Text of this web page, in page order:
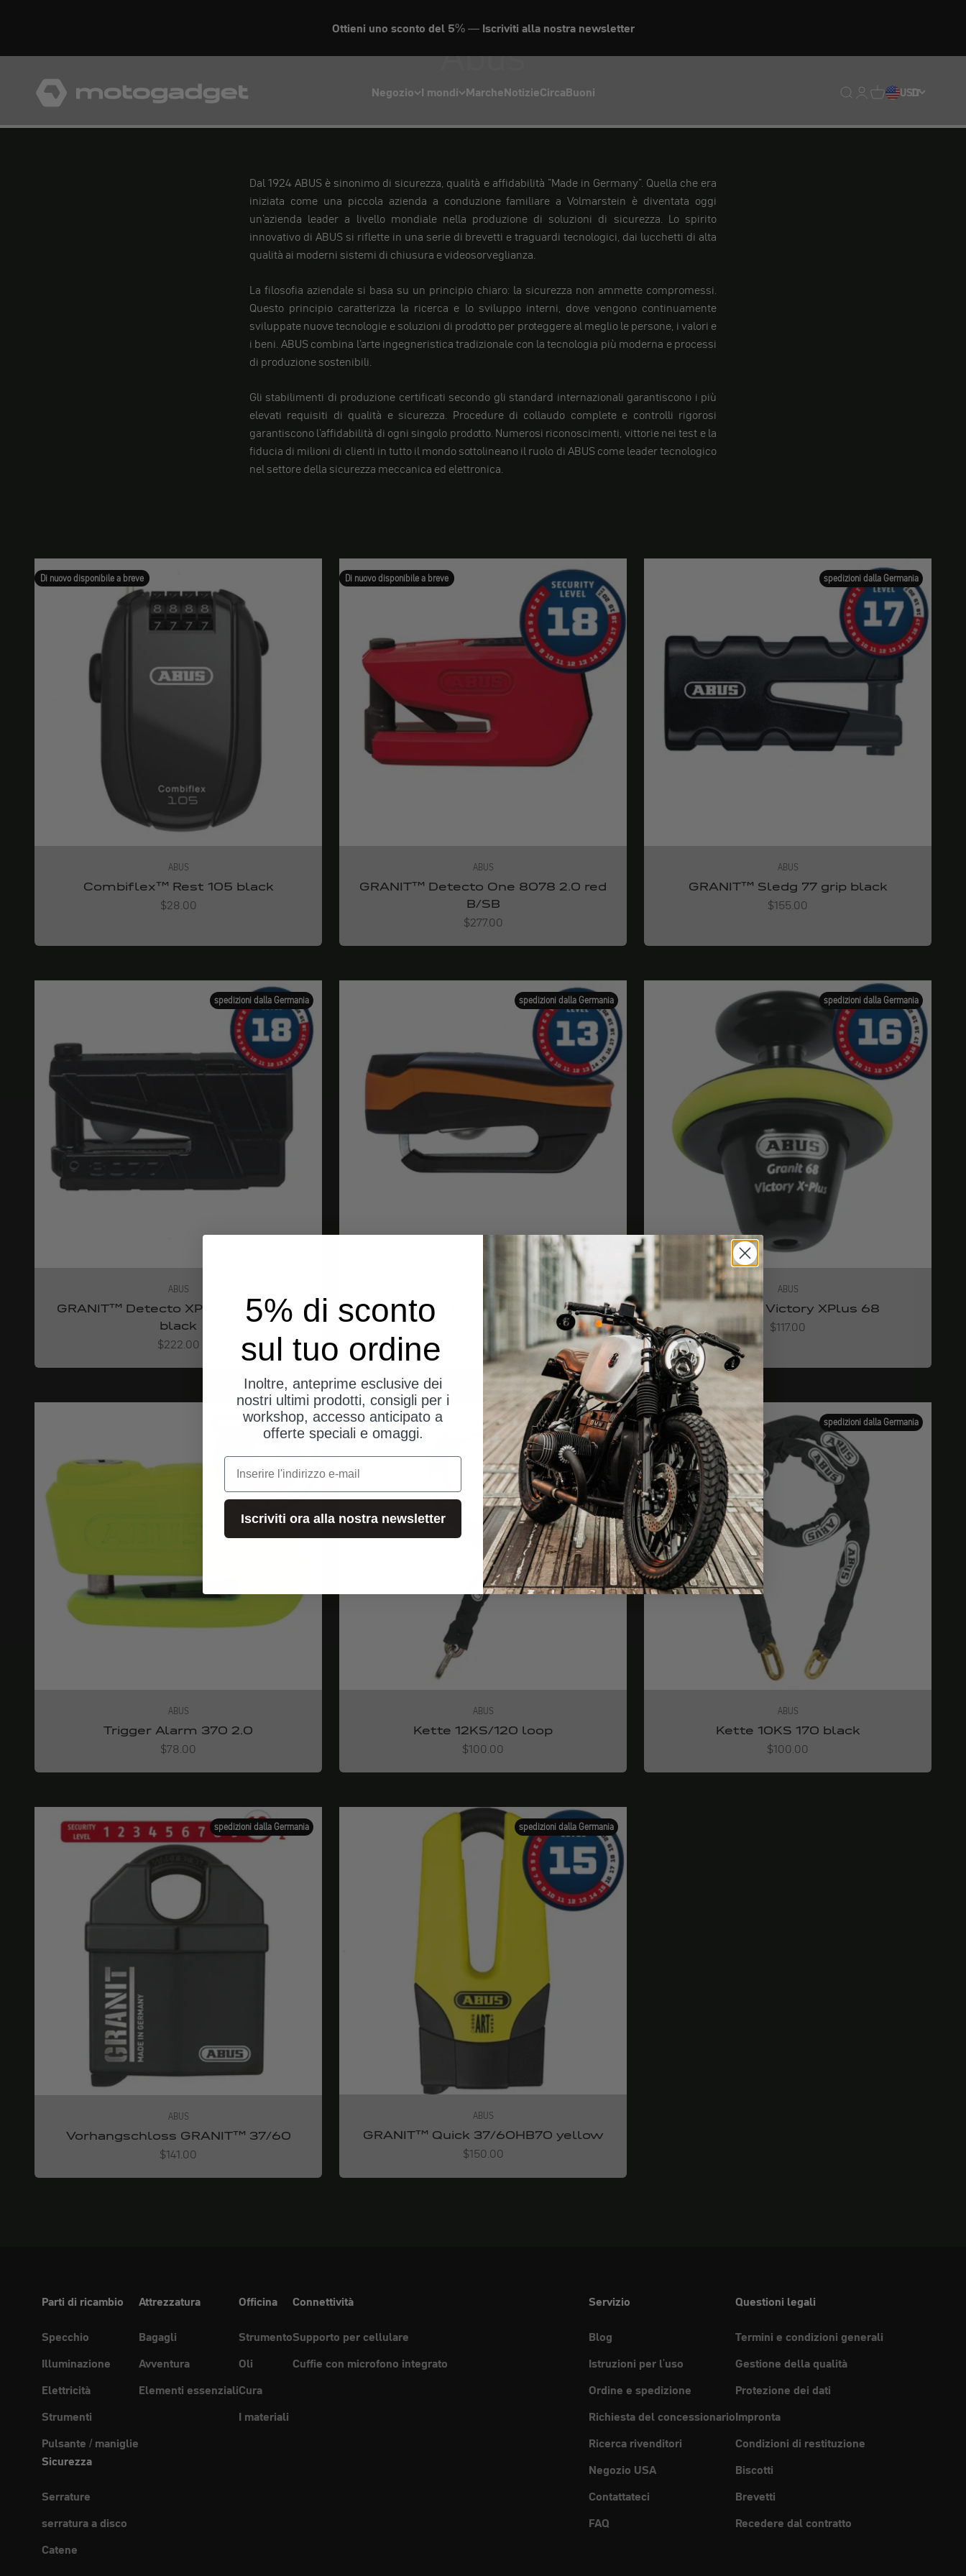
Ottieni uno sconto del 5% — Iscriviti alla nostra newsletter
Negozio I mondi MarcheNotizieCircaBuoni
motogadget GmbH
Traduzione mancante:
Traduzione
Traduzione
USD
IT
Abus
Dal 1924 ABUS è sinonimo di sicurezza, qualità e affidabilità "Made in Germany". Quella che era
iniziata come una piccola azienda a conduzione familiare a Volmarstein è diventata oggi
un'azienda leader a livello mondiale nella produzione di soluzioni di sicurezza. Lo spirito
innovativo di ABUS si riflette in una serie di brevetti e traguardi tecnologici, dai lucchetti di alta
qualità ai moderni sistemi di chiusura e videosorveglianza.
La filosofia aziendale si basa su un principio chiaro: la sicurezza non ammette compromessi.
Questo principio caratterizza la ricerca e lo sviluppo interni, dove vengono continuamente
sviluppate nuove tecnologie e soluzioni di prodotto per proteggere al meglio le persone, i valori e
i beni. ABUS combina l'arte ingegneristica tradizionale con la tecnologia più moderna e processi
di produzione sostenibili.
Gli stabilimenti di produzione certificati secondo gli standard internazionali garantiscono i più
elevati requisiti di qualità e sicurezza. Procedure di collaudo complete e controlli rigorosi
garantiscono l'affidabilità di ogni singolo prodotto. Numerosi riconoscimenti, vittorie nei test e la
fiducia di milioni di clienti in tutto il mondo sottolineano il ruolo di ABUS come leader tecnologico
nel settore della sicurezza meccanica ed elettronica.
Di nuovo disponibile a breve
ABUS
Combiflex™ Rest 105 black
Angebot
$28.00
Di nuovo disponibile a breve
ABUS
GRANIT™ Detecto One 8078 2.0 red
B/SB
Angebot
$277.00
spedizioni dalla Germania
ABUS
GRANIT™ Sledg 77 grip black
Angebot
$155.00
spedizioni dalla Germania
ABUS
GRANIT™ Detecto XPlus™ 8077 2.0
black
Angebot
$222.00
spedizioni dalla Germania
ABUS
Detecto 7000 RS1 orange mit Alarm
spedizioni dalla Germania
ABUS
GRANIT™ Victory XPlus 68
Angebot
$117.00
spedizioni dalla Germania
ABUS
Trigger Alarm 370 2.0
Angebot
$78.00
spedizioni dalla Germania
ABUS
Kette 12KS/120 loop
Angebot
$100.00
spedizioni dalla Germania
ABUS
Kette 10KS 170 black
Angebot
$100.00
spedizioni dalla Germania
ABUS
Vorhangschloss GRANIT™ 37/60
Angebot
$141.00
spedizioni dalla Germania
ABUS
GRANIT™ Quick 37/60HB70 yellow
Angebot
$150.00
Parti di ricambio
Specchio
Illuminazione
Elettricità
Strumenti
Pulsante / maniglie
Attrezzatura
Bagagli
Avventura
Elementi essenziali
Officina
Strumento
Oli
Cura
I materiali
Connettività
Supporto per cellulare
Cuffie con microfono integrato
Sicurezza
Serrature
serratura a disco
Catene
Servizio
Blog
Istruzioni per l'uso
Ordine e spedizione
Richiesta del concessionario
Ricerca rivenditori
Negozio USA
Contattateci
FAQ
Questioni legali
Termini e condizioni generali
Gestione della qualità
Protezione dei dati
Impronta
Condizioni di restituzione
Biscotti
Brevetti
Recedere dal contratto
5% di sconto
sul tuo ordine
Inoltre, anteprime esclusive dei
nostri ultimi prodotti, consigli per i
workshop, accesso anticipato a
offerte speciali e omaggi.
e-mail
Iscriviti ora alla nostra newsletter